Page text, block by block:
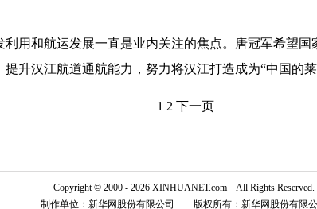
用和航运发展一直是业内关注的焦点。唐冠军希望
升汉江航道通航能力，努力将汉江打造成为“中国的莱
1 2 下一页
Copyright © 2000 - 2026 XINHUANET.com All Rights Reserved.
制作单位：新华网股份有限公司 版权所有：新华网股份有限公